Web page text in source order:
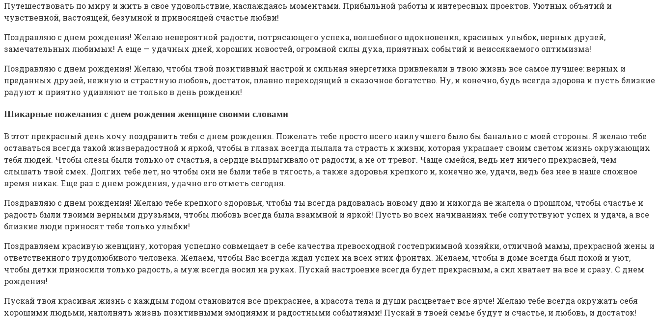
Путешествовать по миру и жить в свое удовольствие, наслаждаясь моментами. Прибыльной работы и интересных проектов. Уютных объятий и
чувственной, настоящей, безумной и приносящей счастье любви!
Поздравляю с днем рождения! Желаю невероятной радости, потрясающего успеха, волшебного вдохновения, красивых улыбок, верных друзей,
замечательных любимых! А еще — удачных дней, хороших новостей, огромной силы духа, приятных событий и неиссякаемого оптимизма!
Поздравляю с днем рождения! Желаю, чтобы твой позитивный настрой и сильная энергетика привлекали в твою жизнь все самое лучшее: верных и
преданных друзей, нежную и страстную любовь, достаток, плавно переходящий в сказочное богатство. Ну, и конечно, будь всегда здорова и пусть близкие
радуют и приятно удивляют не только в день рождения!
Шикарные пожелания с днем рождения женщине своими словами
В этот прекрасный день хочу поздравить тебя с днем рождения. Пожелать тебе просто всего наилучшего было бы банально с моей стороны. Я желаю тебе
оставаться всегда такой жизнерадостной и яркой, чтобы в глазах всегда пылала та страсть к жизни, которая украшает своим светом жизнь окружающих
тебя людей. Чтобы слезы были только от счастья, а сердце выпрыгивало от радости, а не от тревог. Чаще смейся, ведь нет ничего прекрасней, чем
слышать твой смех. Долгих тебе лет, но чтобы они не были тебе в тягость, а также здоровья крепкого и, конечно же, удачи, ведь без нее в наше сложное
время никак. Еще раз с днем рождения, удачно его отметь сегодня.
Поздравляю с днем рождения! Желаю тебе крепкого здоровья, чтобы ты всегда радовалась новому дню и никогда не жалела о прошлом, чтобы счастье и
радость были твоими верными друзьями, чтобы любовь всегда была взаимной и яркой! Пусть во всех начинаниях тебе сопутствуют успех и удача, а все
близкие люди приносят тебе только улыбки!
Поздравляем красивую женщину, которая успешно совмещает в себе качества превосходной гостеприимной хозяйки, отличной мамы, прекрасной жены и
ответственного трудолюбивого человека. Желаем, чтобы Вас всегда ждал успех на всех этих фронтах. Желаем, чтобы в доме всегда был покой и уют,
чтобы детки приносили только радость, а муж всегда носил на руках. Пускай настроение всегда будет прекрасным, а сил хватает на все и сразу. С днем
рождения!
Пускай твоя красивая жизнь с каждым годом становится все прекраснее, а красота тела и души расцветает все ярче! Желаю тебе всегда окружать себя
хорошими людьми, наполнять жизнь позитивными эмоциями и радостными событиями! Пускай в твоей семье будут и счастье, и любовь, и достаток!